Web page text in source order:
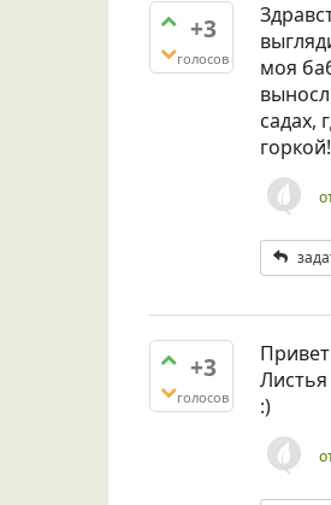
+3
голосов
моя
садах,
+3
голосов
:)